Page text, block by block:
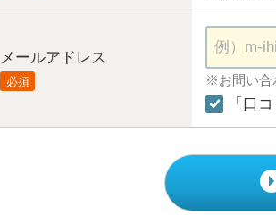
メールアドレス
必須 ※お問い合
「口